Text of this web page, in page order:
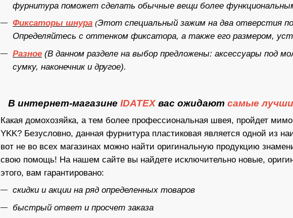
фурнитура поможет сделать обычные вещи более
Фиксаторы шнура (Этот специальный зажим на два отверстия
Определяйтесь с оттенком фиксатора, а также его размером,
Разное (В данном разделе на выбор предложены: аксессуары под
сумку, наконечник и другое).
В интернет-магазине IDATEXвас ожидают самые
Какая домохозяйка, а тем более профессиональная швея, пройдет
YKK? Безусловно, данная фурнитура пластиковая является одной из
вот не во всех магазинах можно найти оригинальную продукцию
свою помощь! На нашем сайте вы найдете исключительно новые,
этого, вам гарантировано:
скидки и акции на ряд определенных товаров
быстрый ответ и просчет заказа